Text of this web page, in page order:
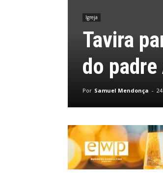
Igreja
Tavira
do
Por Samuel Mendonça -